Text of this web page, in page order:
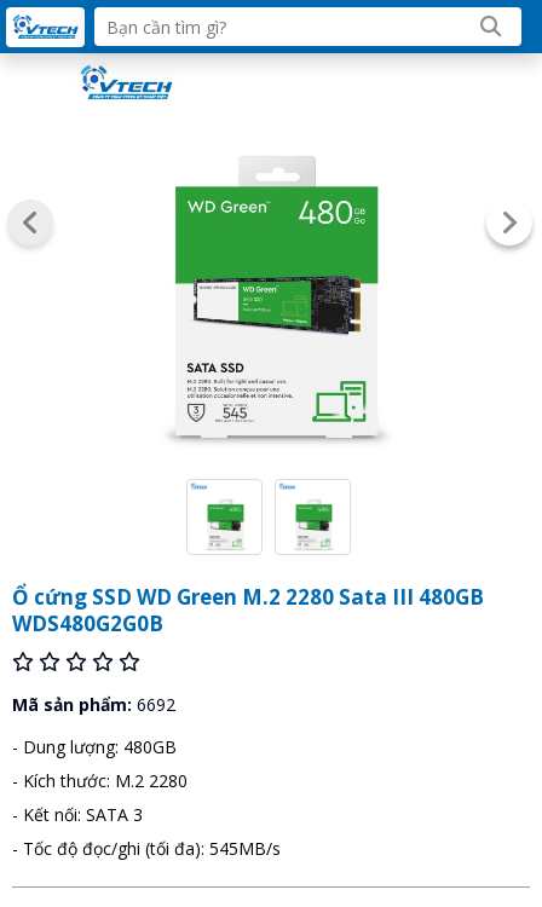
Ổ cứng SSD WD Green M.2 2280 Sata III 480GB
WDS480G2G0B
Mã sản phẩm: 6692
- Dung lượng: 480GB
- Kích thước: M.2 2280
- Kết nối: SATA 3
- Tốc độ đọc/ghi (tối đa): 545MB/s